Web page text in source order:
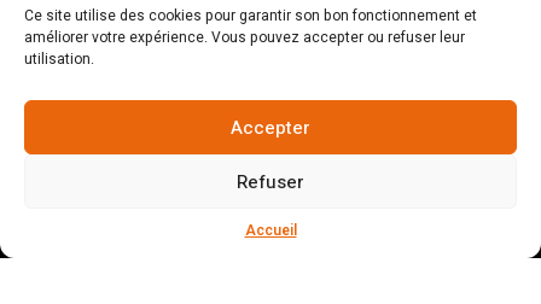
Ce site utilise des cookies pour garantir son bon fonctionnement et
améliorer votre expérience. Vous pouvez accepter ou refuser leur
utilisation.
Accepter
Refuser
Accueil
CGV
© Copyright 2025. All Rights Reserved.
Votre magasin, votre intérieur.